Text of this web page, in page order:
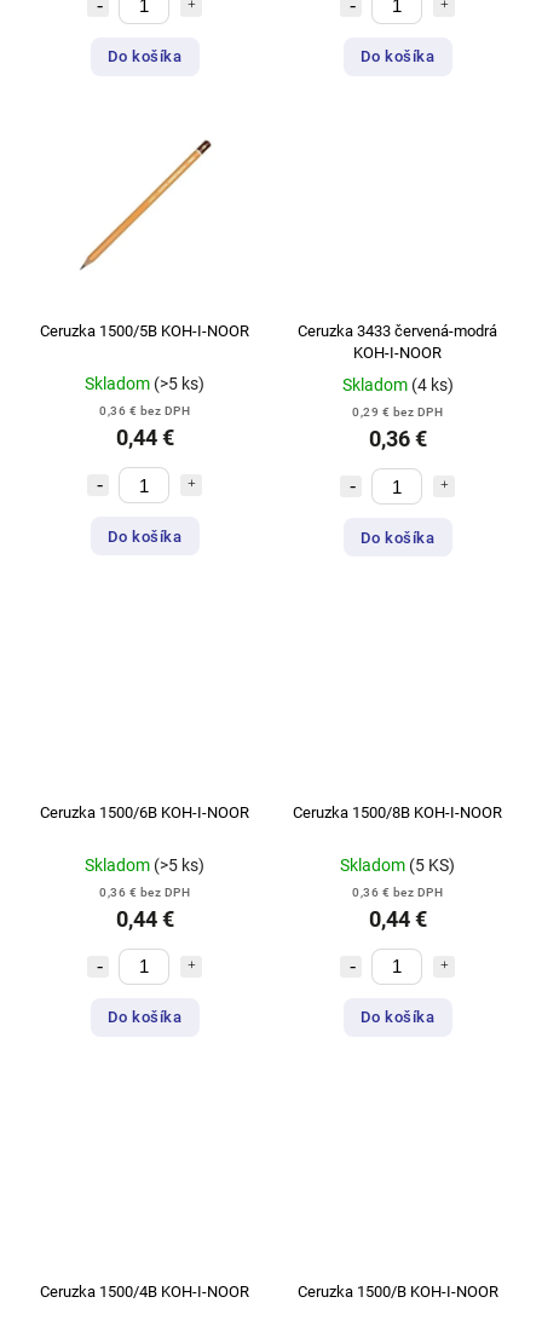
Do košíka Do košíka
Ceruzka 1500/5B KOH-I-NOOR
Skladom (>5 ks)
0,36 € bez DPH
0,44 €
Do košíka
Ceruzka 3433 červená-modrá
KOH-I-NOOR
Skladom (4 ks)
0,29 € bez DPH
0,36 €
Do košíka
Ceruzka 1500/6B KOH-I-NOOR
Skladom (>5 ks)
0,36 € bez DPH
0,44 €
Do košíka
Ceruzka 1500/8B KOH-I-NOOR
Skladom (5 KS)
0,36 € bez DPH
0,44 €
Do košíka
Ceruzka 1500/4B KOH-I-NOOR Ceruzka 1500/B KOH-I-NOOR